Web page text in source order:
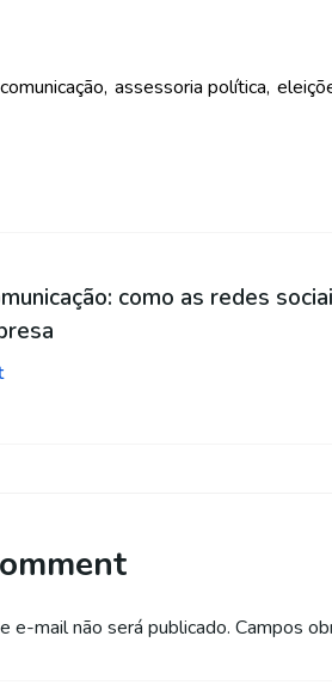
assessoria política
como as redes
e-mail não será publicado. Campos